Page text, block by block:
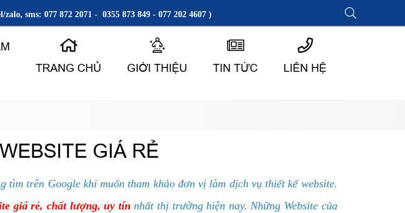
sms: 077 872 2071 - 0355 873 849 - 077 202 4607 )
TRANG CHỦ
GIỚI THIỆU TIN TỨC LIÊN HỆ
GIÁ RẺ
tìm trên Google khi muốn tham khảo đơn vị làm dịch vụ thiết kế website.
giá rẻ, chất lượng, uy tínnhất thị trường hiện nay. Những Website của